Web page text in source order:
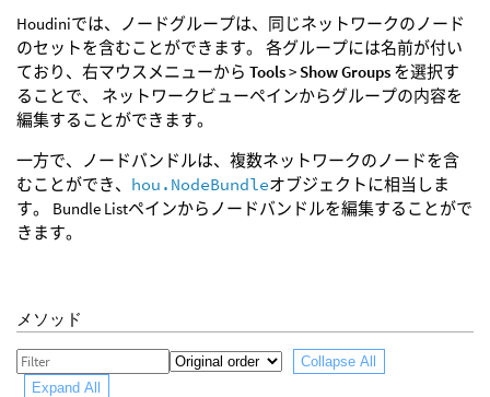
Houdiniでは、ノードグループは、同じネットワークのノード
のセットを含むことができます。 各グループには名前が付い
ており、右マウスメニューから Tools> Show Groups を選択す
ることで、 ネットワークビューペインからグループの内容を
編集することができます。
一方で、ノードバンドルは、複数ネットワークのノードを含
むことができ、 hou.NodeBundleオブジェクトに相当しま
す。 Bundle Listペインからノードバンドルを編集することがで
きます。
メソッド
Collapse All
Expand All